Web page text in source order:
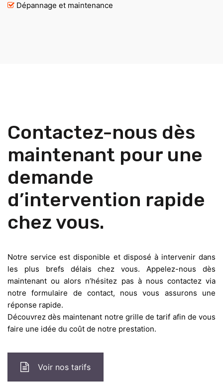
Dépannage et maintenance
Contactez-nous dès
maintenant pour une
demande
d’intervention rapide
chez vous.
Notre service est disponible et disposé à intervenir dans
les plus brefs délais chez vous. Appelez-nous dès
maintenant ou alors n’hésitez pas à nous contactez via
notre formulaire de contact, nous vous assurons une
réponse rapide.
Découvrez dès maintenant notre grille de tarif afin de vous
faire une idée du coût de notre prestation.
Voir nos tarifs